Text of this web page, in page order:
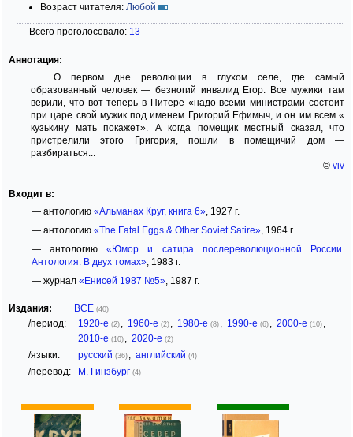
Возраст читателя: Любой
Всего проголосовало: 13
Аннотация:
О первом дне революции в глухом селе, где самый
образованный человек — безногий инвалид Егор. Все мужики там
верили, что вот теперь в Питере «надо всеми министрами состоит
при царе свой мужик под именем Григорий Ефимыч, и он им всем «
кузькину мать покажет». А когда помещик местный сказал, что
пристрелили этого Григория, пошли в помещичий дом —
разбираться...
© viv
Входит в:
— антологию «Альманах Круг, книга 6», 1927 г.
— антологию «The Fatal Eggs & Other Soviet Satire», 1964 г.
— антологию«Юмор и сатира послереволюционной России.
Антология. В двух томах», 1983 г.
— журнал «Енисей 1987 №5», 1987 г.
Издания: ВСЕ (40)
/период: 1920-е (2) 1960-е (2) 1980-е (8) 1990-е (6) 2000-е (10)
2010-е (10) 2020-е (2)
/языки: русский (36) английский (4)
/перевод: М. Гинзбург (4)